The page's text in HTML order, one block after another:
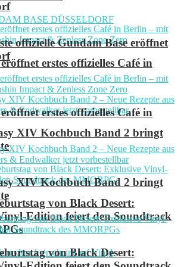
erstes offizielles Café in
XIV Kochbuch Band 2 bringt
von Black Desert:
Edition feiert den Soundtrack
offizielle Gundam Base eröffnet
erstes offizielles Café in
XIV Kochbuch Band 2 bringt
von Black Desert: